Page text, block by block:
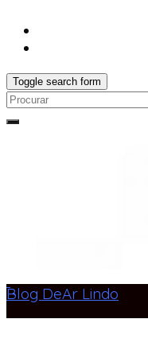
Toggle search form
Search
Blog DeAr Lindo